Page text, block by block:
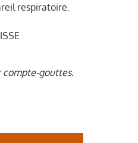
respiratoire.
compte-gouttes.